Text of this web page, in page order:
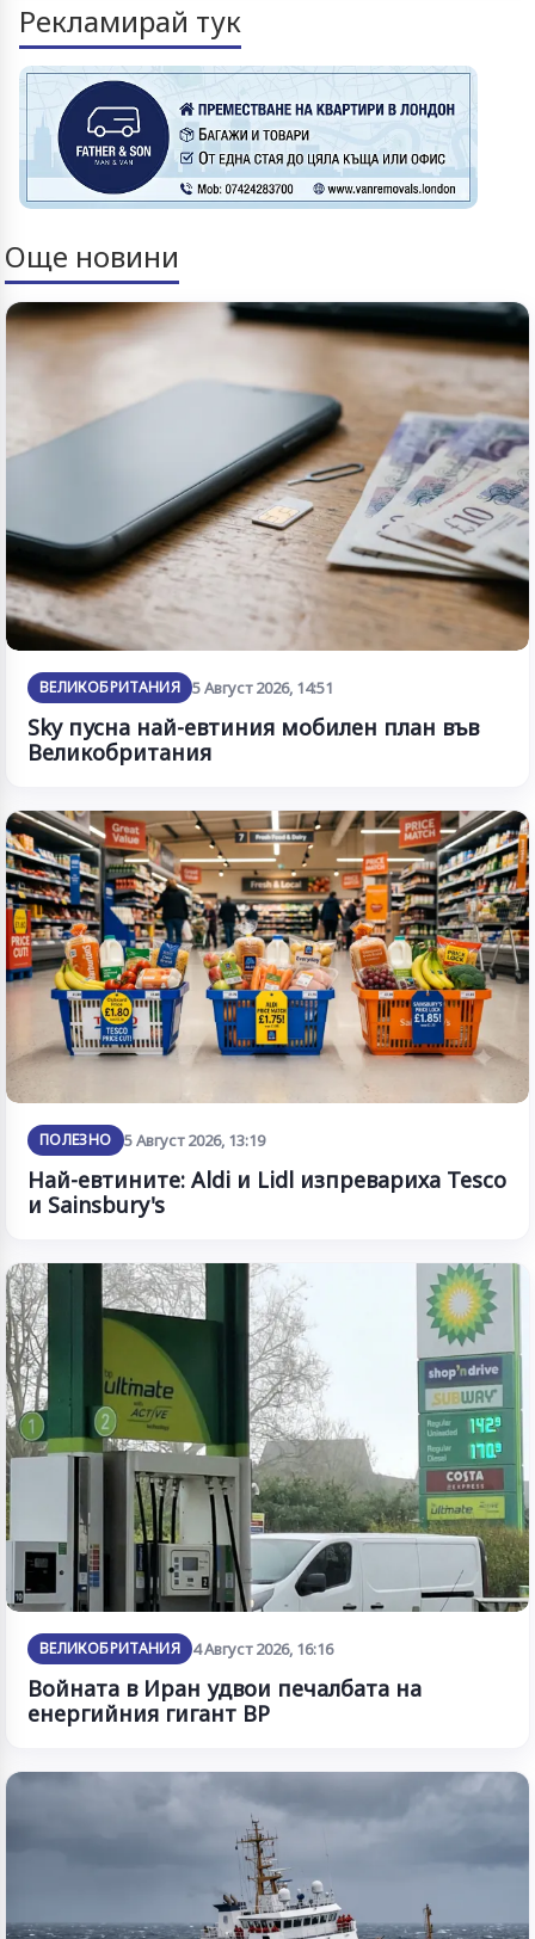
Рекламирай тук
Още новини
ВЕЛИКОБРИТАНИЯ 5 Август 2026, 14:51
Sky пусна най-евтиния мобилен план във
Великобритания
ПОЛЕЗНО 5 Август 2026, 13:19
Най-евтините: Aldi и Lidl изпревариха Tesco
и Sainsbury's
ВЕЛИКОБРИТАНИЯ 4 Август 2026, 16:16
Войната в Иран удвои печалбата на
енергийния гигант BP